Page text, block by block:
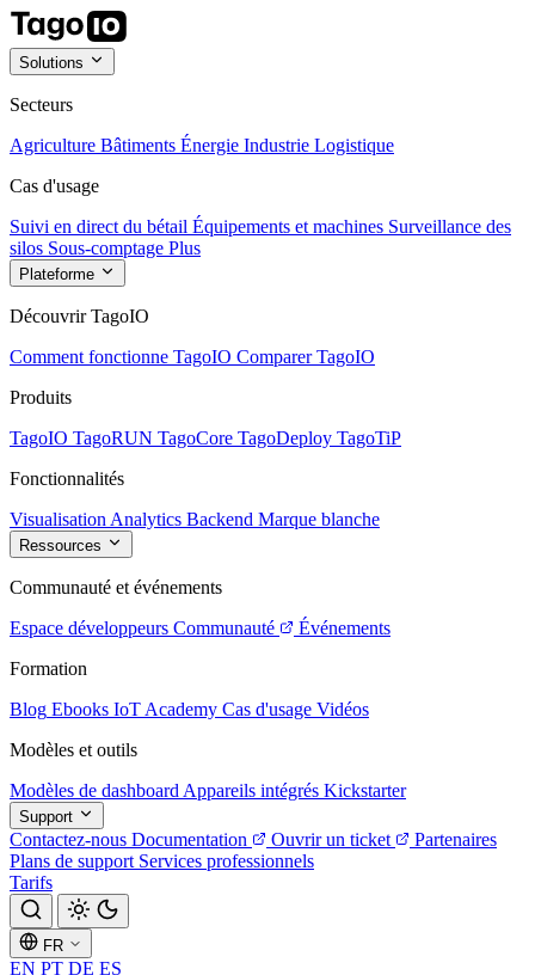
Solutions
Secteurs
Agriculture Bâtiments Énergie Industrie Logistique
Cas d'usage
Suivi en direct du bétail Équipements et machines Surveillance des
silos Sous-comptage Plus
Plateforme
Découvrir TagoIO
Comment fonctionne TagoIO Comparer TagoIO
Produits
TagoIO TagoRUN TagoCore TagoDeploy TagoTiP
Fonctionnalités
Visualisation Analytics Backend Marque blanche
Ressources
Communauté et événements
Espace développeurs Communauté
Événements
Formation
Blog Ebooks IoT Academy Cas d'usage Vidéos
Modèles et outils
Modèles de dashboard Appareils intégrés Kickstarter
Support
Contactez-nous Documentation Ouvrir un ticket
Partenaires
Plans de support Services professionnels
Tarifs
FR
EN PT DE ES